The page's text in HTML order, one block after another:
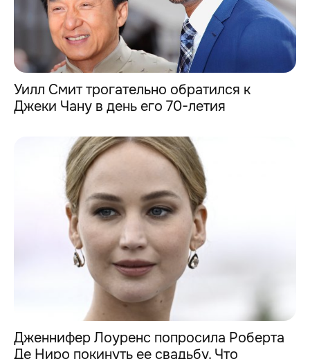
Уилл Смит трогательно обратился к
Джеки Чану в день его 70-летия
Дженнифер Лоуренс попросила Роберта
Де Ниро покинуть ее свадьбу. Что